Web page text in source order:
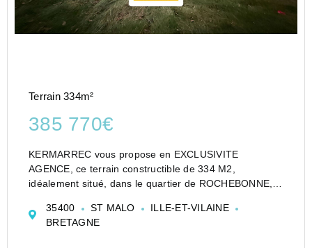
Terrain 334m²
385 770€
KERMARREC vous propose en EXCLUSIVITE
AGENCE, ce terrain constructible de 334 M2,
idéalement situé, dans le quartier de ROCHEBONNE, à
mètres du centre de PARAME, à 3 km d'INTRAMUROS.
Au calme, Emplacement très pr...
35400 ST MALO
ILLE-ET-VILAINE
BRETAGNE